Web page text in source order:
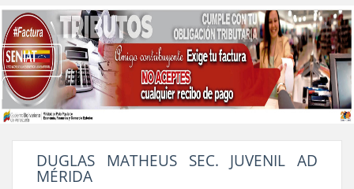
DUGLAS MATHEUS SEC. JUVENIL AD
MÉRIDA